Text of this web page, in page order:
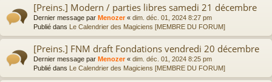
[Preins.] Modern / parties libres samedi 21 décembre
Dernier message par Menozer« dim. déc. 01, 2024 8:27 pm
Publié dans Le Calendrier des Magiciens [MEMBRE DU FORUM]
[Preins.] FNM draft Fondations vendredi 20 décembre
Dernier message par Menozer« dim. déc. 01, 2024 8:25 pm
Publié dans Le Calendrier des Magiciens [MEMBRE DU FORUM]